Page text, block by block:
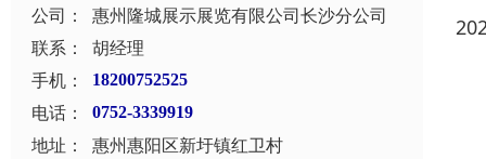
公司：
惠州隆城展示展览有限公司长沙分公司
联系：
胡经理
手机：
18200752525
电话： 0752-3339919
地址：
惠州惠阳区新圩镇红卫村